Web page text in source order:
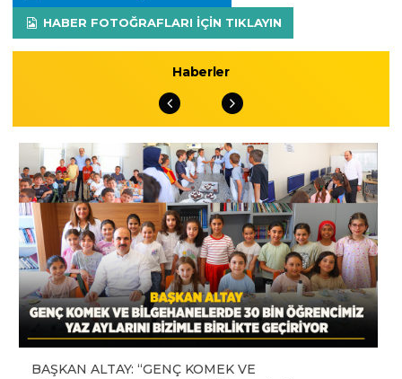
HABER FOTOĞRAFLARI IÇIN TIKLAYIN
Haberler
BAŞKAN ALTAY: “GENÇ KOMEK VE